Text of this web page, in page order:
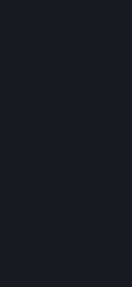
центре для зомби.